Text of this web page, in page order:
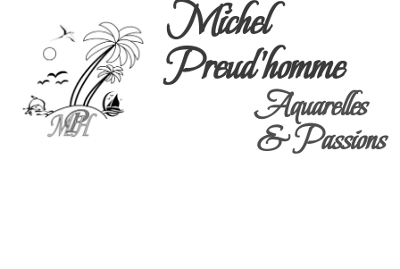
Michel
Preud'homme
Aquarelles
& Passions